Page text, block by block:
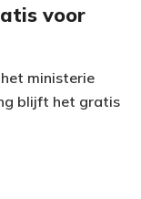
voor
ministerie
blijft het gratis